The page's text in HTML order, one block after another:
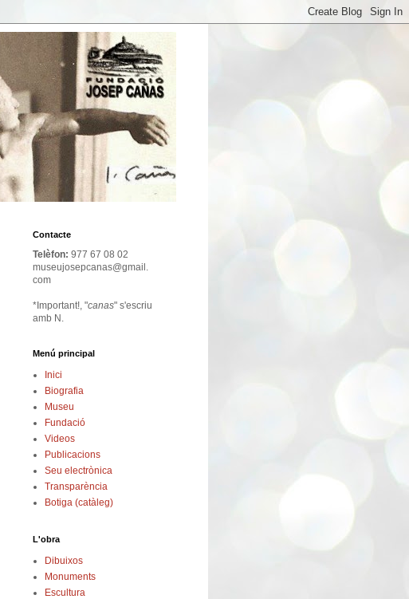
Contacte
Telèfon: 977 67 08 02
museujosepcanas@gmail.
com
*Important!, "canas" s'escriu
amb N.
Menú principal
Inici
Biografia
Museu
Fundació
Videos
Publicacions
Seu electrònica
Transparència
Botiga (catàleg)
L'obra
Dibuixos
Monuments
Escultura